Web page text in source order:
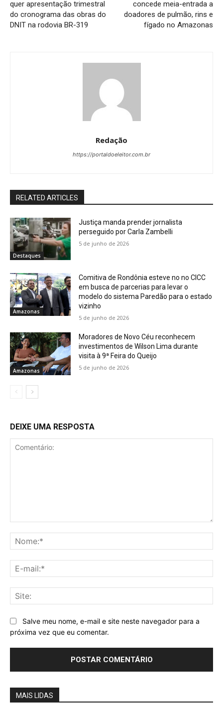
quer apresentação trimestral
do cronograma das obras do
DNIT na rodovia BR-319
concede meia-entrada a
doadores de pulmão, rins e
fígado no Amazonas
Redação
https://portaldoeleitor.com.br
RELATED ARTICLES
Destaques
Justiça manda prender jornalista
perseguido por Carla Zambelli
5 de junho de 2026
Amazonas
Comitiva de Rondônia esteve no no CICC
em busca de parcerias para levar o
modelo do sistema Paredão para o estado
vizinho
5 de junho de 2026
Amazonas
Moradores de Novo Céu reconhecem
investimentos de Wilson Lima durante
visita à 9ª Feira do Queijo
5 de junho de 2026
DEIXE UMA RESPOSTA
Salve meu nome, e-mail e site neste navegador para a
próxima vez que eu comentar.
MAIS LIDAS